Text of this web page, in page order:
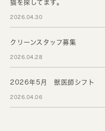
猫を探してます。
2026.04.30
クリーンスタッフ募集
2026.04.28
2026年5月 獣医師シフト
2026.04.06